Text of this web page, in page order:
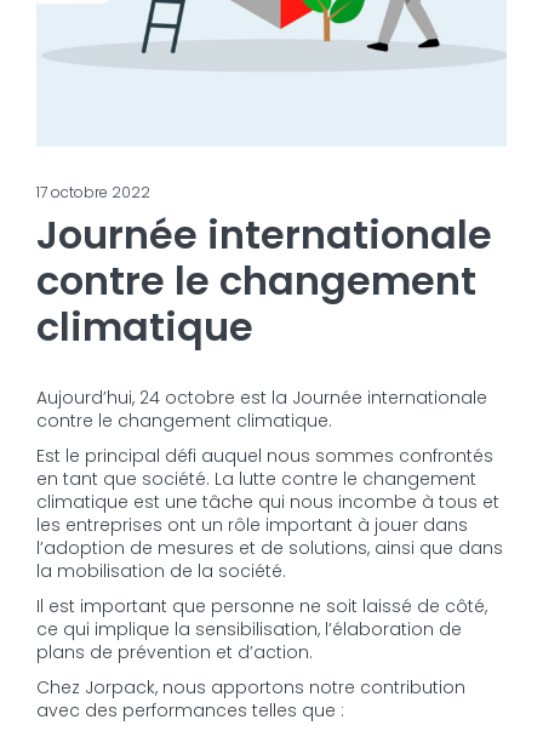
17 octobre 2022
Journée internationale
contre le changement
climatique
Aujourd’hui, 24 octobre est la Journée internationale
contre le changement climatique.
Est le principal défi auquel nous sommes confrontés
en tant que société. La lutte contre le changement
climatique est une tâche qui nous incombe à tous et
les entreprises ont un rôle important à jouer dans
l’adoption de mesures et de solutions, ainsi que dans
la mobilisation de la société.
Il est important que personne ne soit laissé de côté,
ce qui implique la sensibilisation, l’élaboration de
plans de prévention et d’action.
Chez Jorpack, nous apportons notre contribution
avec des performances telles que :